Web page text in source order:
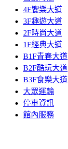
4F饗樂大道
3F趣遊大道
2F時尚大道
1F經典大道
B1F青春大道
B2F酷玩大道
B3F食樂大道
大眾運輸
停車資訊
館內服務